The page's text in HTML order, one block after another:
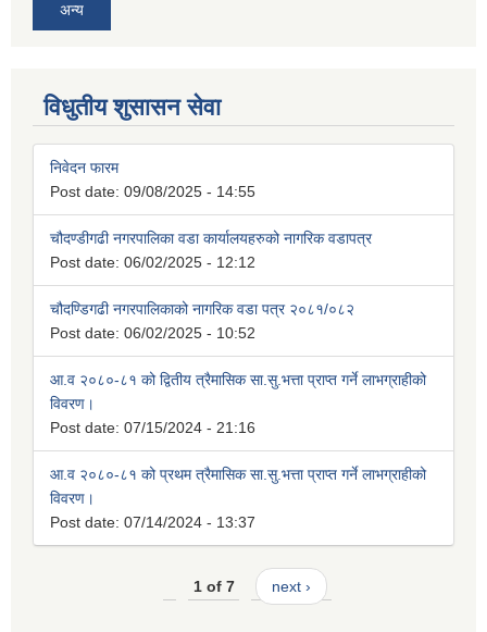
अन्य
विधुतीय शुसासन सेवा
निवेदन फारम
Post date: 09/08/2025 - 14:55
चौदण्डीगढी नगरपालिका वडा कार्यालयहरुको नागरिक वडापत्र
Post date: 06/02/2025 - 12:12
चौदण्डिगढी नगरपालिकाको नागरिक वडा पत्र २०८१/०८२
Post date: 06/02/2025 - 10:52
आ.व २०८०-८१ को द्वितीय त्रैमासिक सा.सु.भत्ता प्राप्त गर्ने लाभग्राहीको
विवरण।
Post date: 07/15/2024 - 21:16
आ.व २०८०-८१ को प्रथम त्रैमासिक सा.सु.भत्ता प्राप्त गर्ने लाभग्राहीको
विवरण।
Post date: 07/14/2024 - 13:37
1 of 7 next ›